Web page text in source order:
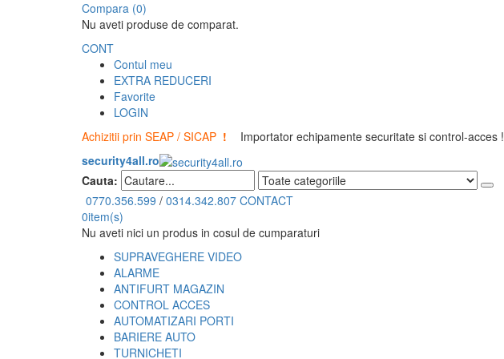
Compara (0)
Nu aveti produse de comparat.
CONT
Contul meu
EXTRA REDUCERI
Favorite
LOGIN
Achizitii prin SEAP / SICAP !
Importator echipamente securitate si control-acces !
security4all.ro
Cauta:
0770.356.599 / 0314.342.807 CONTACT
0item(s)
Nu aveti nici un produs in cosul de cumparaturi
SUPRAVEGHERE VIDEO
ALARME
ANTIFURT MAGAZIN
CONTROL ACCES
AUTOMATIZARI PORTI
BARIERE AUTO
TURNICHETI